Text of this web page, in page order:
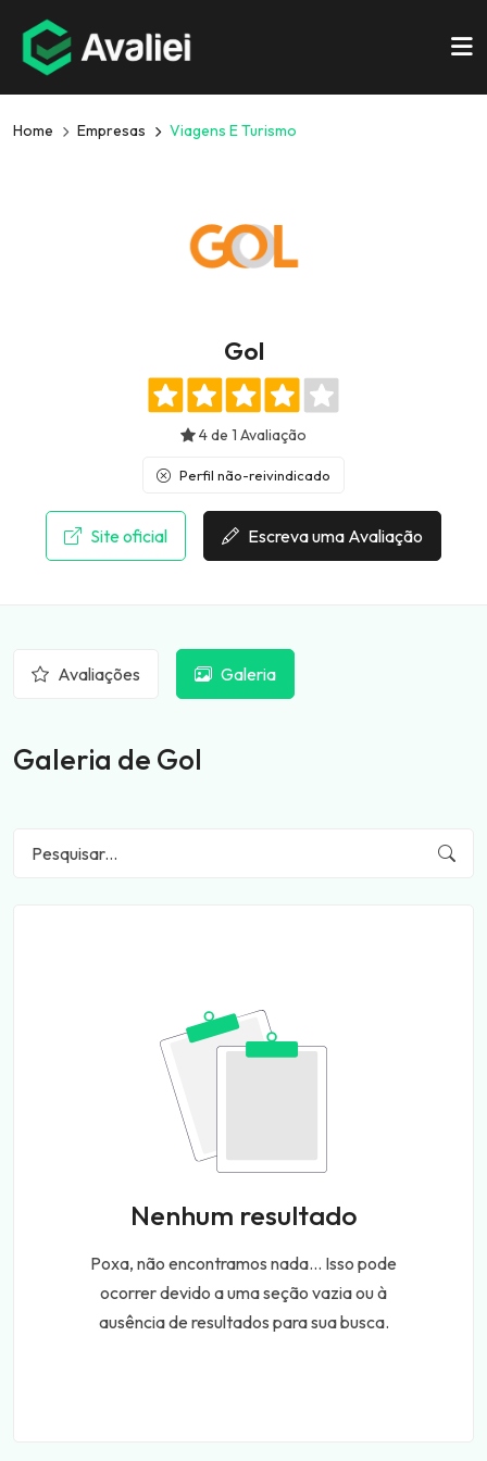
Home Empresas Viagens E Turismo
Gol
4 de 1 Avaliação
Perfil não-reivindicado
Site oficial Escreva uma Avaliação
Avaliações Galeria
Galeria de Gol
Nenhum resultado
Poxa, não encontramos nada... Isso pode
ocorrer devido a uma seção vazia ou à
ausência de resultados para sua busca.